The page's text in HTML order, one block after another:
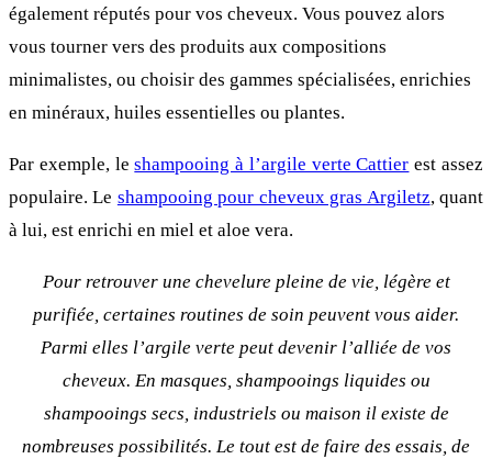
également réputés pour vos cheveux. Vous pouvez alors
vous tourner vers des produits aux compositions
minimalistes, ou choisir des gammes spécialisées, enrichies
en minéraux, huiles essentielles ou plantes.
Par exemple, leshampooing à l’argile verte Cattier est assez
populaire. Le shampooing pour cheveux gras Argiletz, quant
à lui, est enrichi en miel et aloe vera.
Pour retrouver une chevelure pleine de vie, légère et
purifiée, certaines routines de soin peuvent vous aider.
Parmi elles l’argile verte peut devenir l’alliée de vos
cheveux. En masques, shampooings liquides ou
shampooings secs, industriels ou maison il existe de
nombreuses possibilités. Le tout est de faire des essais, de